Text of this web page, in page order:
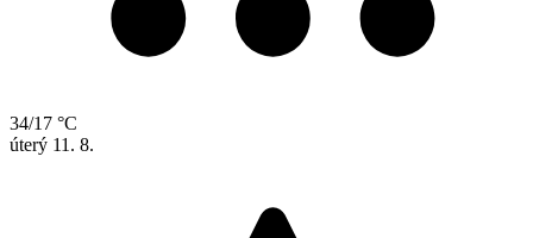
34/17 °C
úterý 11. 8.